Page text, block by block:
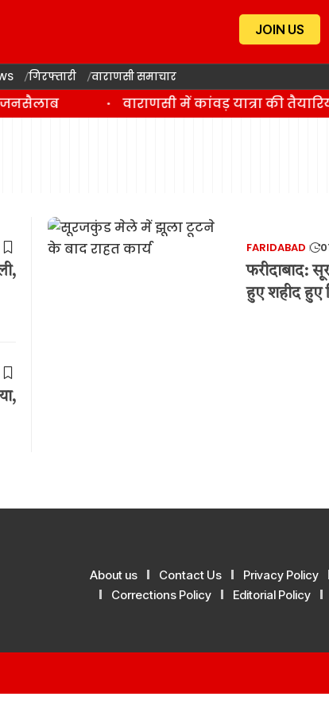
JOIN US
गिरफ्तारी वाराणसी समाचार
वाराणसी में कांवड़ यात्रा की
FARIDABAD
फरीदाबाद:
हुए शहीद हुए
About us Contact Us Privacy Policy
Corrections Policy
Editorial Policy